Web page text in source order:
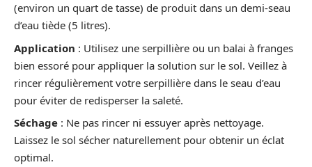
(environ un quart de tasse) de produit dans un demi-seau
d’eau tiède (5 litres).
Application : Utilisez une serpillière ou un balai à franges
bien essoré pour appliquer la solution sur le sol. Veillez à
rincer régulièrement votre serpillière dans le seau d’eau
pour éviter de redisperser la saleté.
Séchage : Ne pas rincer ni essuyer après nettoyage.
Laissez le sol sécher naturellement pour obtenir un éclat
optimal.